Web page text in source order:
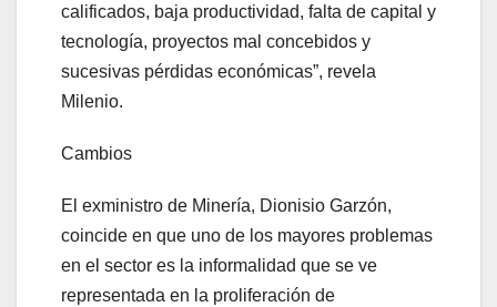
calificados, baja productividad, falta de capital y
tecnología, proyectos mal concebidos y
sucesivas pérdidas económicas”, revela
Milenio.
Cambios
El exministro de Minería, Dionisio Garzón,
coincide en que uno de los mayores problemas
en el sector es la informalidad que se ve
representada en la proliferación de